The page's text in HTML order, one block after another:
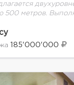
500 метров.
потолками в 3.5
185'000'000